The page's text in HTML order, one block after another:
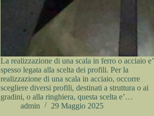
La realizzazione di una scala in ferro o acciaio e’
spesso legata alla scelta dei profili. Per la
realizzazione di una scala in acciaio, occorre
scegliere diversi profili, destinati a struttura o ai
gradini, o alla ringhiera, questa scelta e’…
admin
29 Maggio 2025